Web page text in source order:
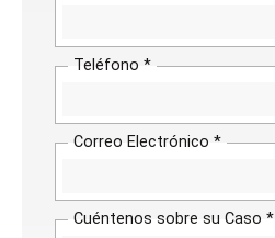
Teléfono *
Correo Electrónico *
Cuéntenos sobre su Caso *